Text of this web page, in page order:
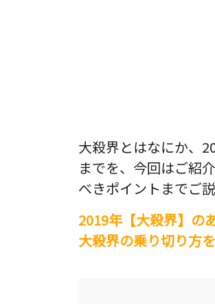
大殺界とはなにか、
までを、今回はご紹
べきポイントまでご
2019年【大殺界】の
大殺界の乗り切り方